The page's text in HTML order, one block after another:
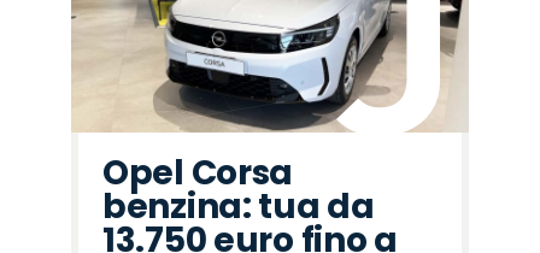
Opel Corsa
benzina: tua da
13.750 euro fino a